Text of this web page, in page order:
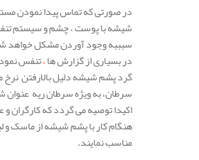
در صورتی که تماس پیدا نمودن
شیشه با پوست ، چشم و سیستم
سبببه وجود آوردن مشکل خواهد
در بسیاری از گزارش ها،تنفس
گرد پشم شیشه دلیل بالارفتننرخ
سرطان، به ویژه سرطان ریه
اکیدا توصیه می گردد که کارگران و
هنگام کار با پشم شیشه از ماسک و
مناسب نمایند.